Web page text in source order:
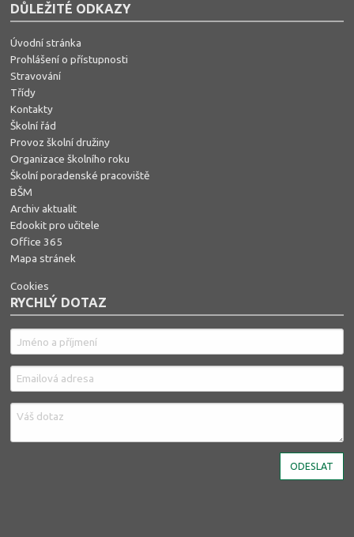
DŮLEŽITÉ ODKAZY
Úvodní stránka
Prohlášení o přístupnosti
Stravování
Třídy
Kontakty
Školní řád
Provoz školní družiny
Organizace školního roku
Školní poradenské pracoviště
BŠM
Archiv aktualit
Edookit pro učitele
Office 365
Mapa stránek
Cookies
RYCHLÝ DOTAZ